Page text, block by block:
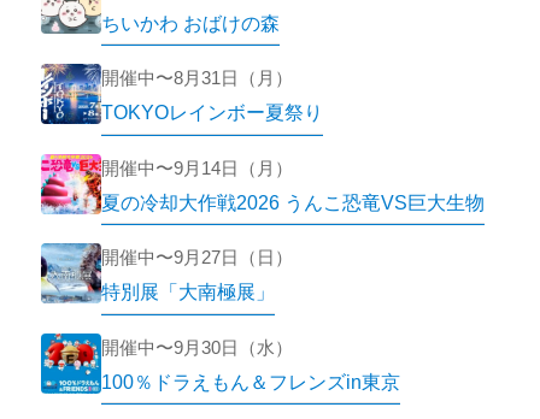
ちいかわ おばけの森
開催中〜8月31日（月）
TOKYOレインボー夏祭り
開催中〜9月14日（月）
夏の冷却大作戦2026 うんこ恐竜VS巨大生物
開催中〜9月27日（日）
特別展「大南極展」
開催中〜9月30日（水）
100％ドラえもん＆フレンズin東京